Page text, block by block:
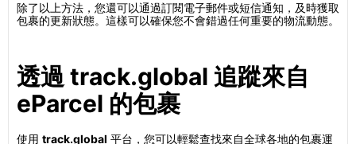
除了以上方法，您還可以通過訂閱電子郵件或短信通知，及時獲取
包裹的更新狀態。這樣可以確保您不會錯過任何重要的物流動態。
透過 track.global 追蹤來自
eParcel 的包裹
使用 track.global 平台，您可以輕鬆查找來自全球各地的包裹運